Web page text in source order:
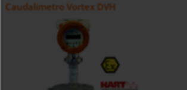
Caudalímetro Vortex DVH